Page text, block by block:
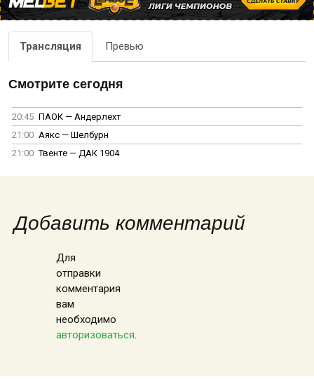
Трансляция Превью
Смотрите сегодня
20:45 ПАОК — Андерлехт
21:00 Аякс — Шелбурн
21:00 Твенте — ДАК 1904
Добавить комментарий
Для
отправки
комментария
вам
необходимо
авторизоваться.